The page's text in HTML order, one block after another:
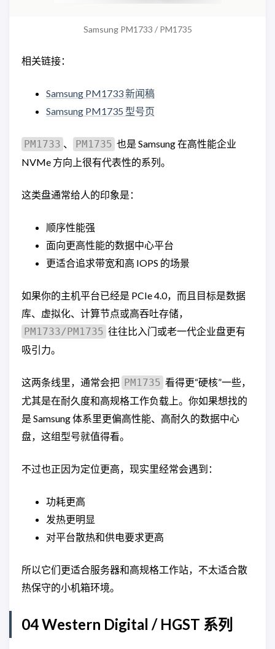
Samsung PM1733 / PM1735
相关链接：
Samsung PM1733 新闻稿
Samsung PM1735 型号页
PM1733 、 PM1735 也是 Samsung 在高性能企业
NVMe 方向上很有代表性的系列。
这类盘通常给人的印象是：
顺序性能强
面向更高性能的数据中心平台
更适合追求带宽和高 IOPS 的场景
如果你的主机平台已经是 PCIe 4.0，而且目标是数据
库、虚拟化、计算节点或高吞吐存储，
PM1733/PM1735 往往比入门或老一代企业盘更有
吸引力。
这两条线里，通常会把 PM1735 看得更“硬核”一些，
尤其是在耐久度和高规格工作负载上。你如果想找的
是 Samsung 体系里更偏高性能、高耐久的数据中心
盘，这组型号就值得看。
不过也正因为定位更高，现实里经常会遇到：
功耗更高
发热更明显
对平台散热和供电要求更高
所以它们更适合服务器和高规格工作站，不太适合散
热保守的小机箱环境。
04 Western Digital / HGST 系列